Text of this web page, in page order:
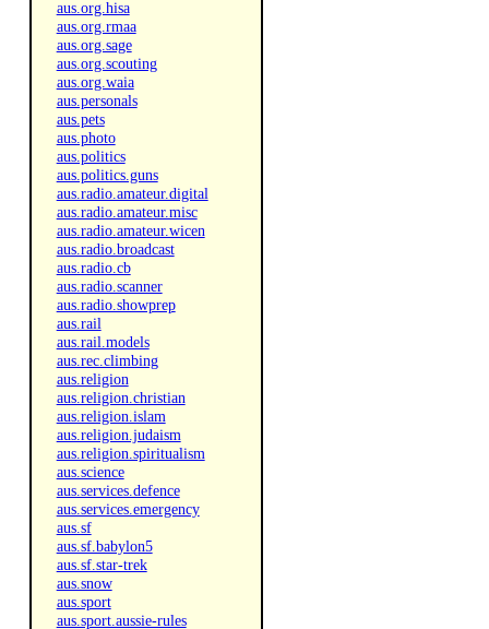
aus.org.hisa
aus.org.rmaa
aus.org.sage
aus.org.scouting
aus.org.waia
aus.personals
aus.pets
aus.photo
aus.politics
aus.politics.guns
aus.radio.amateur.digital
aus.radio.amateur.misc
aus.radio.amateur.wicen
aus.radio.broadcast
aus.radio.cb
aus.radio.scanner
aus.radio.showprep
aus.rail
aus.rail.models
aus.rec.climbing
aus.religion
aus.religion.christian
aus.religion.islam
aus.religion.judaism
aus.religion.spiritualism
aus.science
aus.services.defence
aus.services.emergency
aus.sf
aus.sf.babylon5
aus.sf.star-trek
aus.snow
aus.sport
aus.sport.aussie-rules